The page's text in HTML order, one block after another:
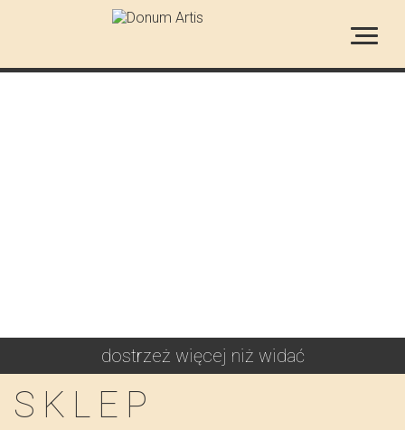
dostrzeż więcej niż widać
SKLEP